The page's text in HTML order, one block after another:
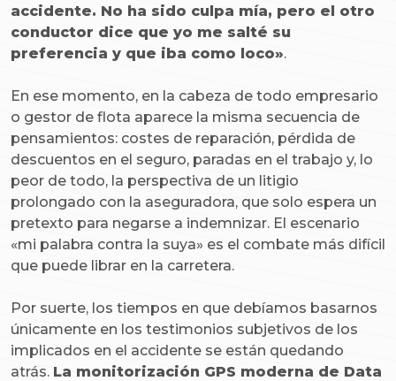
accidente. No ha sido culpa mía, pero el otro
conductor dice que yo me salté su
preferencia y que iba como loco».
En ese momento, en la cabeza de todo empresario
o gestor de flota aparece la misma secuencia de
pensamientos: costes de reparación, pérdida de
descuentos en el seguro, paradas en el trabajo y, lo
peor de todo, la perspectiva de un litigio
prolongado con la aseguradora, que solo espera un
pretexto para negarse a indemnizar. El escenario
«mi palabra contra la suya» es el combate más difícil
que puede librar en la carretera.
Por suerte, los tiempos en que debíamos basarnos
únicamente en los testimonios subjetivos de los
implicados en el accidente se están quedando
atrás. La monitorización GPS moderna de Data